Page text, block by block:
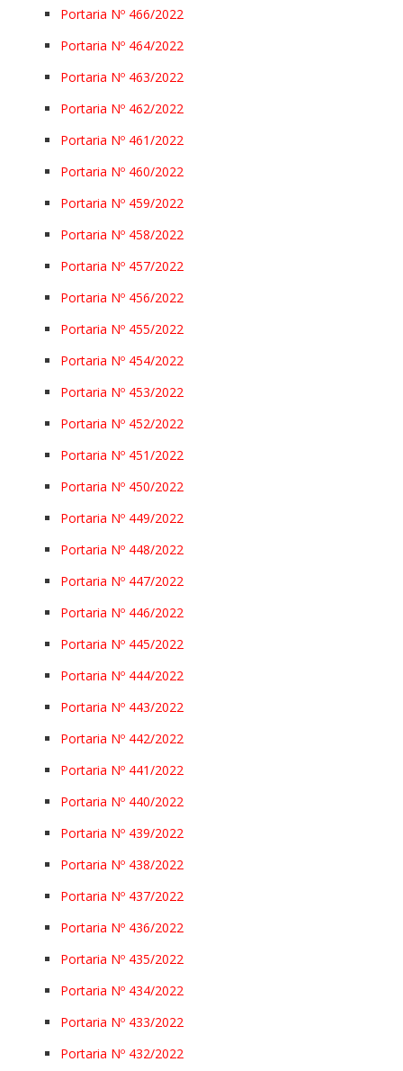
Portaria Nº 466/2022
Portaria Nº 464/2022
Portaria Nº 463/2022
Portaria Nº 462/2022
Portaria Nº 461/2022
Portaria Nº 460/2022
Portaria Nº 459/2022
Portaria Nº 458/2022
Portaria Nº 457/2022
Portaria Nº 456/2022
Portaria Nº 455/2022
Portaria Nº 454/2022
Portaria Nº 453/2022
Portaria Nº 452/2022
Portaria Nº 451/2022
Portaria Nº 450/2022
Portaria Nº 449/2022
Portaria Nº 448/2022
Portaria Nº 447/2022
Portaria Nº 446/2022
Portaria Nº 445/2022
Portaria Nº 444/2022
Portaria Nº 443/2022
Portaria Nº 442/2022
Portaria Nº 441/2022
Portaria Nº 440/2022
Portaria Nº 439/2022
Portaria Nº 438/2022
Portaria Nº 437/2022
Portaria Nº 436/2022
Portaria Nº 435/2022
Portaria Nº 434/2022
Portaria Nº 433/2022
Portaria Nº 432/2022